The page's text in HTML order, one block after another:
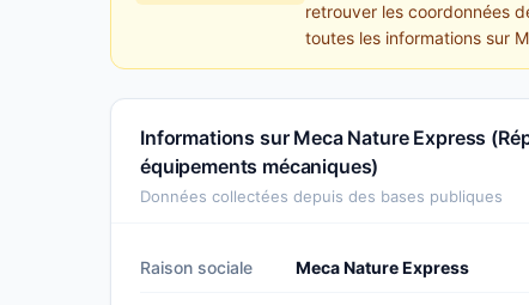
retrouver les coordonnées
toutes les informations sur
Informations sur Meca Nature Express
équipements mécaniques)
Données collectées depuis des bases publiques
Raison sociale Meca Nature Express